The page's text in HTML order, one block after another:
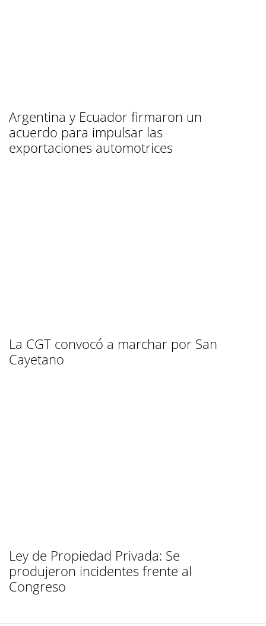
Argentina y Ecuador firmaron un
acuerdo para impulsar las
exportaciones automotrices
La CGT convocó a marchar por San
Cayetano
Ley de Propiedad Privada: Se
produjeron incidentes frente al
Congreso